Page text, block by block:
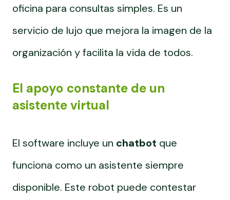
oficina para consultas simples. Es un
servicio de lujo que mejora la imagen de la
organización y facilita la vida de todos.
El apoyo constante de un
asistente virtual
El software incluye un chatbot que
funciona como un asistente siempre
disponible. Este robot puede contestar